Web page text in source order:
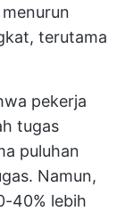
terutama
pekerja
tugas
puluhan
Namun,
40% lebih